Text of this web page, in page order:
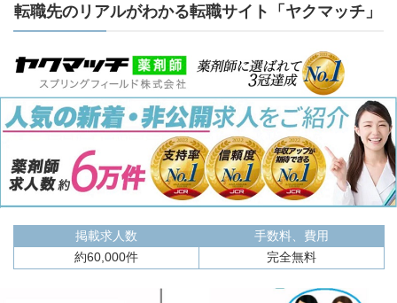
転職先のリアルがわかる転職サイト「ヤクマッチ」
掲載求人数
約60,000件
手数料、費用
完全無料